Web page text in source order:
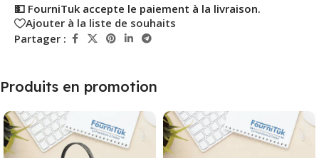
💵 FourniTuk accepte le paiement à la livraison.
Ajouter à la liste de souhaits
Partager :
Produits en promotion